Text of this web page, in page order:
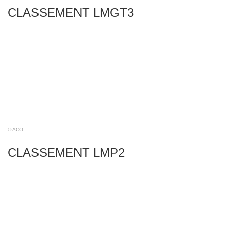
CLASSEMENT LMGT3
© ACO
CLASSEMENT LMP2